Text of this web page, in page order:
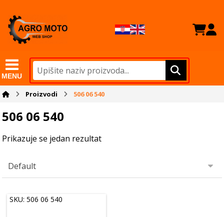
MENU
Proizvodi 506 06 540
506 06 540
Prikazuje se jedan rezultat
SKU: 506 06 540